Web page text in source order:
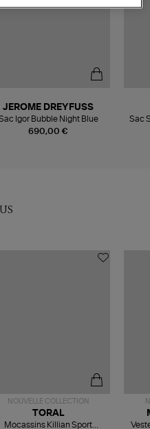
690,00 €
JEROME DREYFUSS
Igor Bubble Night Blue Sac
NOUVELLE COLLECTION
TORAL
Mocassins Killian Sport